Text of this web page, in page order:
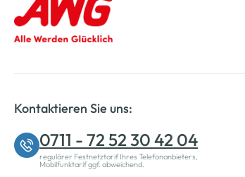
Kontaktieren Sie uns:
0711 - 72 52 30 42 04
regulärer Festnetztarif Ihres Telefonanbieters,
Mobilfunktarif ggf. abweichend.